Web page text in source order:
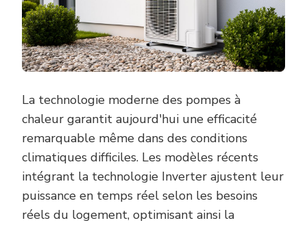
La technologie moderne des pompes à
chaleur garantit aujourd'hui une efficacité
remarquable même dans des conditions
climatiques difficiles. Les modèles récents
intégrant la technologie Inverter ajustent leur
puissance en temps réel selon les besoins
réels du logement, optimisant ainsi la